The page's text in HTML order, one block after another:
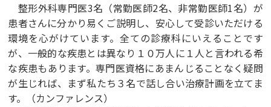
整形外科専門医3名（常勤医師2名、非常勤医師1名）が
患者さんに分かり易くご説明し、安心して受診いただける
環境を心がけています。全ての診療科にいえることです
が、一般的な疾患とは異なり１０万人に１人と言われる希
な疾患もあります。専門医資格にあまんじることなく疑問
が生じれば、まず私たち３名で話し合い治療計画を立てま
す。（カンファレンス）